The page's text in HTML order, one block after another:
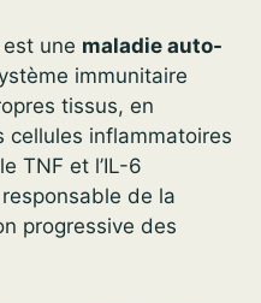
une maladie auto-
immunitaire
tissus, en
cellules inflammatoires
TNF et l’IL-6
de la
progressive des